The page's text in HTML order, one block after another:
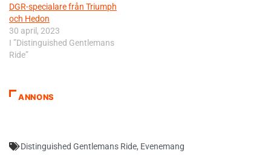
DGR-specialare från Triumph
och Hedon
30 april, 2023
I ”Distinguished Gentlemans
Ride”
ANNONS
Distinguished Gentlemans Ride, Evenemang